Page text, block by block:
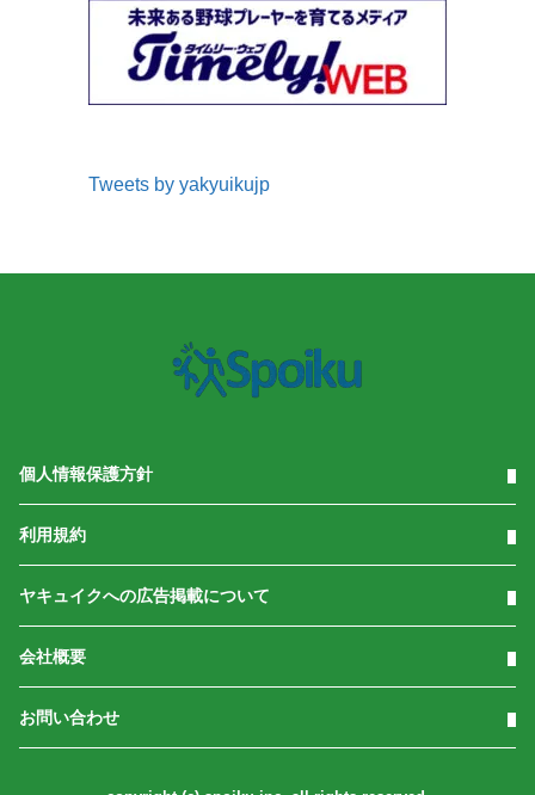
Tweets by yakyuikujp
個人情報保護方針
利用規約
ヤキュイクへの広告掲載について
会社概要
お問い合わせ